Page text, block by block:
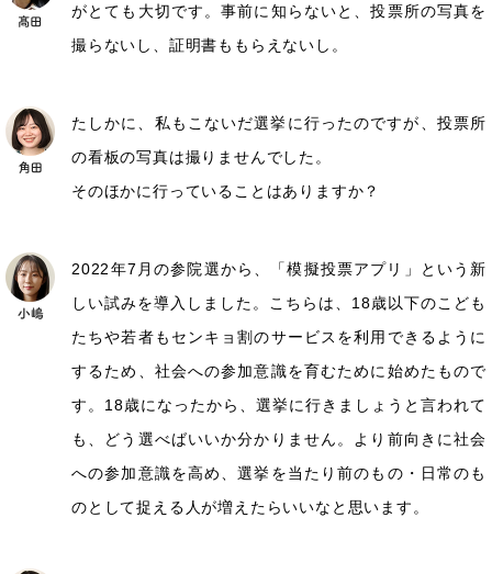
がとても大切です。事前に知らないと、投票所の写真を
撮らないし、証明書ももらえないし。
たしかに、私もこないだ選挙に行ったのですが、投票所
の看板の写真は撮りませんでした。
そのほかに行っていることはありますか？
2022年7月の参院選から、「模擬投票アプリ」という新
しい試みを導入しました。こちらは、18歳以下のこども
たちや若者もセンキョ割のサービスを利用できるように
するため、社会への参加意識を育むために始めたもので
す。18歳になったから、選挙に行きましょうと言われて
も、どう選べばいいか分かりません。より前向きに社会
への参加意識を高め、選挙を当たり前のもの・日常のも
のとして捉える人が増えたらいいなと思います。